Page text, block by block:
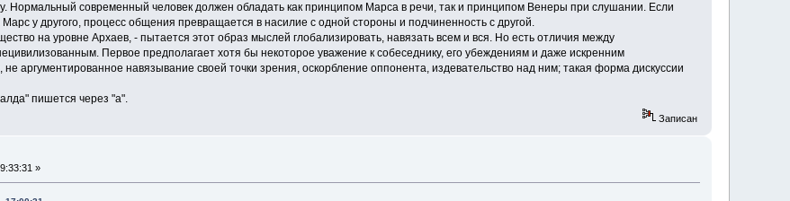
Нормальный современный человек должен обладать как принципом Марса в речи, так и принципом Венеры при слушании. Если
у другого, процесс общения превращается в насилие с одной стороны и подчиненность с другой.
на уровне Архаев, - пытается этот образ мыслей глобализировать, навязать всем и вся. Но есть отличия между
Первое предполагает хотя бы некоторое уважение к собеседнику, его убеждениям и даже искренним
аргументированное навязывание своей точки зрения, оскорбление оппонента, издевательство над ним; такая форма дискуссии
пишется через "а".
Записан
»